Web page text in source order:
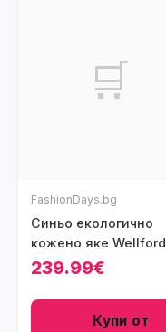
🛒
FashionDays.bg
Синьо екологично
кожено яке Wellford
Iriri - С цип - Черно -
239.99€
Купи от